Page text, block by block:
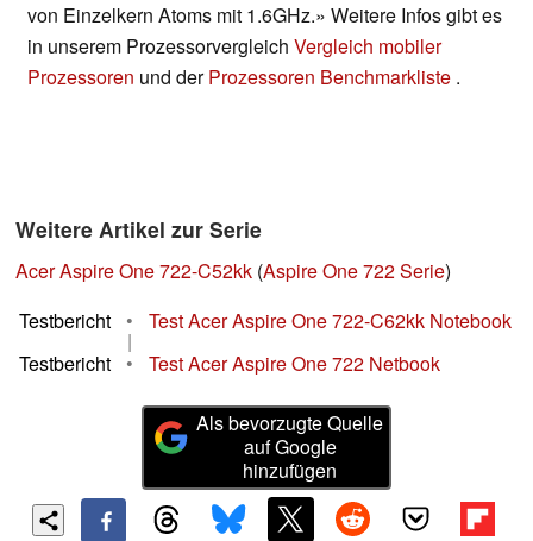
von Einzelkern Atoms mit 1.6GHz.» Weitere Infos gibt es
in unserem Prozessorvergleich Vergleich mobiler
Prozessoren und derProzessoren Benchmarkliste .
Weitere Artikel zur Serie
Acer Aspire One 722-C52kk (Aspire One 722 Serie)
Testbericht
• Test Acer Aspire One 722-C62kk Notebook
|
Testbericht
• Test Acer Aspire One 722 Netbook
Als bevorzugte Quelle
auf Google
hinzufügen